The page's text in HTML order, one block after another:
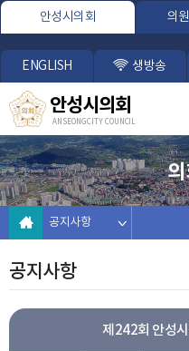
본문바로가기
안성시의회 의
ENGLISH 생방송
안성시의회
ANSEONG CITY COUNCIL
공지사항
공지사항
제242회 안성